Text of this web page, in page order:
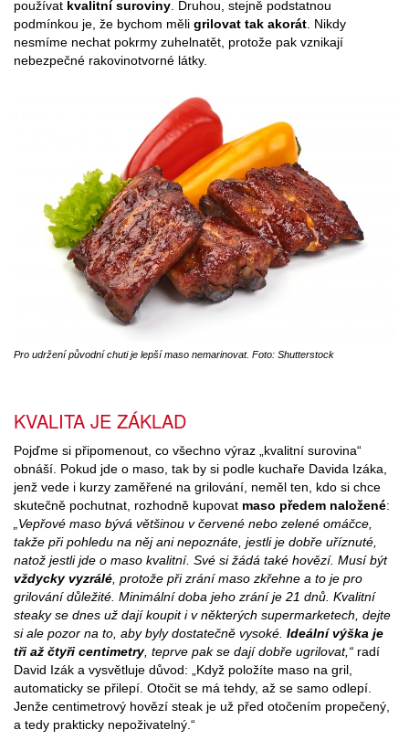
používat kvalitní suroviny . Druhou, stejně podstatnou
podmínkou je, že bychom měli grilovat tak akorát . Nikdy
nesmíme nechat pokrmy zuhelnatět, protože pak vznikají
nebezpečné rakovinotvorné látky.
Pro udržení původní chuti je lepší maso nemarinovat. Foto: Shutterstock
KVALITA JE ZÁKLAD
Pojďme si připomenout, co všechno výraz „kvalitní surovina“
obnáší. Pokud jde o maso, tak by si podle kuchaře Davida Izáka,
jenž vede i kurzy zaměřené na grilování, neměl ten, kdo si chce
skutečně pochutnat, rozhodně kupovat maso předem naložené:
„Vepřové maso bývá většinou v červené nebo zelené omáčce,
takže při pohledu na něj ani nepoznáte, jestli je dobře uříznuté,
natož jestli jde o maso kvalitní. Své si žádá také hovězí. Musí být
vždycky vyzrálé , protože při zrání maso zkřehne a to je pro
grilování důležité. Minimální doba jeho zrání je 21 dnů. Kvalitní
steaky se dnes už dají koupit i v některých supermarketech, dejte
si ale pozor na to, aby byly dostatečně vysoké. Ideální výška je
tři až čtyři centimetry, teprve pak se dají dobře ugrilovat,“ radí
David Izák a vysvětluje důvod: „Když položíte maso na gril,
automaticky se přilepí. Otočit se má tehdy, až se samo odlepí.
Jenže centimetrový hovězí steak je už před otočením propečený,
a tedy prakticky nepoživatelný.“